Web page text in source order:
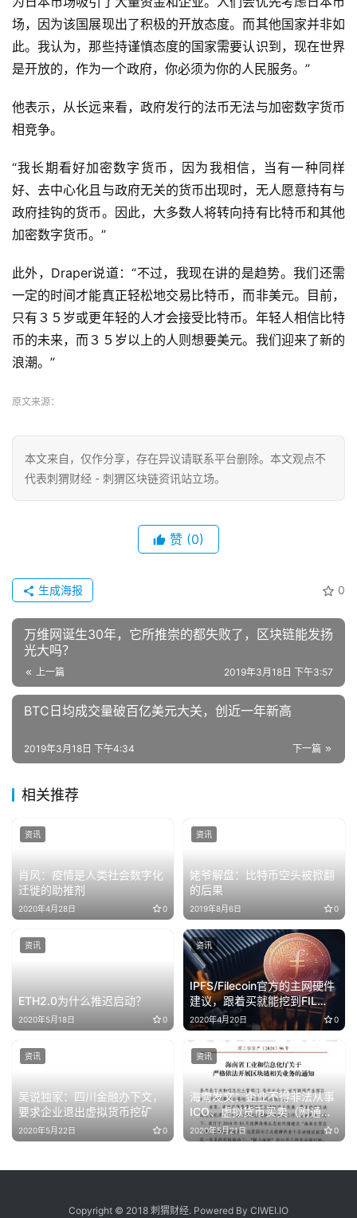
场，因为该国展现出了积极的开放态度。而其他国家并非如
此。我认为，那些持谨慎态度的国家需要认识到，现在世界
是开放的，作为一个政府，你必须为你的人民服务。”
他表示，从长远来看，政府发行的法币无法与加密数字货币
相竞争。
“我长期看好加密数字货币，因为我相信，当有一种同样
好、去中心化且与政府无关的货币出现时，无人愿意持有与
政府挂钩的货币。因此，大多数人将转向持有比特币和其他
加密数字货币。”
此外，Draper说道：“不过，我现在讲的是趋势。我们还需
一定的时间才能真正轻松地交易比特币，而非美元。目前，
只有３５岁或更年轻的人才会接受比特币。年轻人相信比特
币的未来，而３５岁以上的人则想要美元。我们迎来了新的
浪潮。”
原文来源：
本文来自 ，仅作分享，存在异议请联系平台删除。本文观点不
代表刺猬财经 - 刺猬区块链资讯站立场。
赞 (0)
0
生成海报
万维网诞生30年，它所推崇的都失败了，区块链能发扬
光大吗？
上一篇 2019年3月18日 下午3:57
BTC日均成交量破百亿美元大关，创近一年新高
下一篇
2019年3月18日 下午4:34
相关推荐
肖风：疫情是人类社会数字化
迁徙的助推剂
2020年4月28日 0
资讯
姥爷解盘：比特币空头被掀翻
的后果
2019年8月6日 0
资讯
ETH2.0为什么推迟启动？
2020年5月18日 0
资讯
IPFS/Filecoin官方的主网硬件
建议，跟着买就能挖到FIL
吗？
2020年4月20日 0
资讯
吴说独家：四川金融办下文，
要求企业退出虚拟货币挖矿
2020年5月22日 0
资讯
海南发文：企业不得非法从事
ICO、虚拟货币买卖（附通知
全文）
2020年5月21日 0
资讯
Copyright © 2018 刺猬财经. Powered By CIWEI.IO